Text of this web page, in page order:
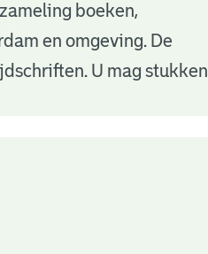
boeken,
en omgeving. De
U mag stukken